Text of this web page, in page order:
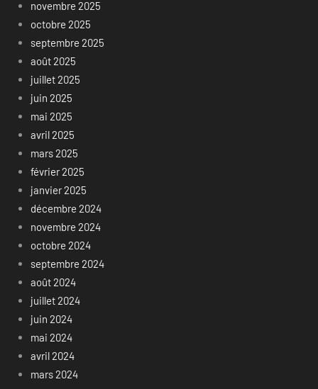
novembre 2025
octobre 2025
septembre 2025
août 2025
juillet 2025
juin 2025
mai 2025
avril 2025
mars 2025
février 2025
janvier 2025
décembre 2024
novembre 2024
octobre 2024
septembre 2024
août 2024
juillet 2024
juin 2024
mai 2024
avril 2024
mars 2024